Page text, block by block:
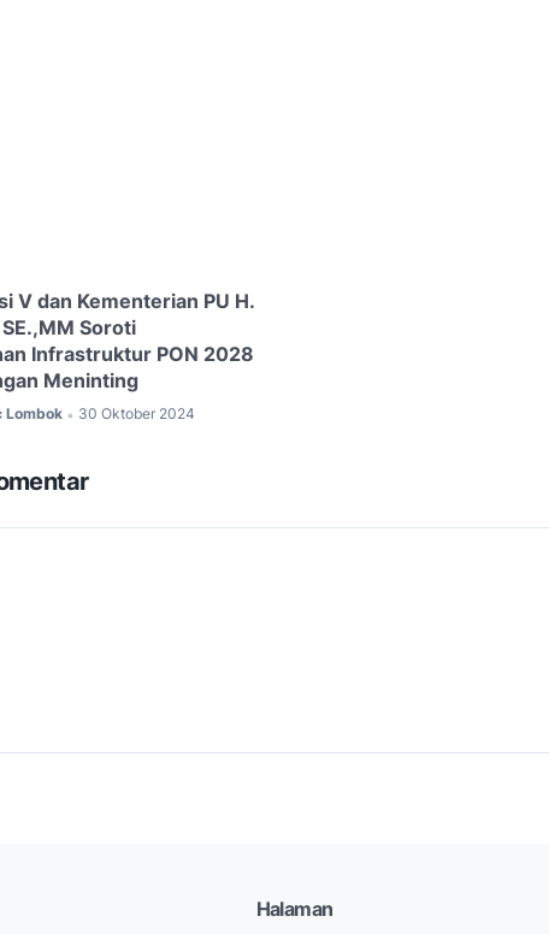
V dan Kementerian PU H.
Soroti
Infrastruktur PON 2028
Meninting
Lombok • 30 Oktober 2024
Halaman